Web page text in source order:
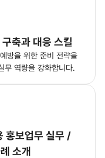
축과 대응 스킬
방을 위한 준비 전략을
무 역량을 강화합니다.
홍보업무 실무 /
소개